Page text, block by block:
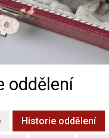
oddělení
Historie oddělení